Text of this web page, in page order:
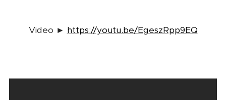
Video ► https://youtu.be/EgeszRpp9EQ